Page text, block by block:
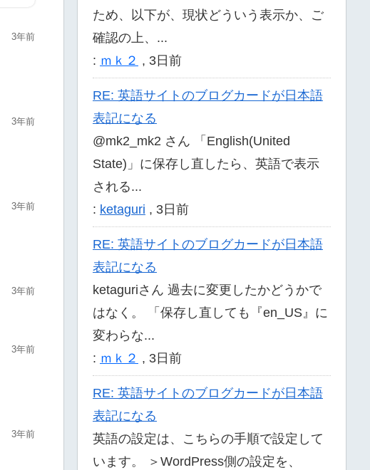
3年前
3年前
3年前
3年前
3年前
3年前
ため、以下が、現状どういう表示か、ご
確認の上、...
: ｍｋ２ , 3日前
RE: 英語サイトのブログカードが日本語
表記になる
@mk2_mk2 さん 「English(United
State)」に保存し直したら、英語で表示
される...
: ketaguri , 3日前
RE: 英語サイトのブログカードが日本語
表記になる
ketaguriさん 過去に変更したかどうかで
はなく。 「保存し直しても『en_US』に
変わらな...
: ｍｋ２ , 3日前
RE: 英語サイトのブログカードが日本語
表記になる
英語の設定は、こちらの手順で設定して
います。 ＞WordPress側の設定を、